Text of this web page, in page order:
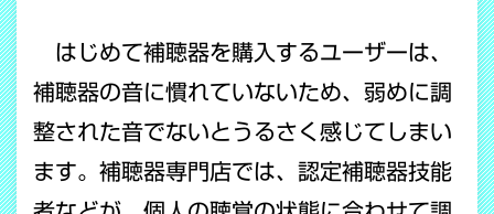
はじめて補聴器を購入するユーザーは、
補聴器の音に慣れていないため、弱めに調
整された音でないとうるさく感じてしまい
ます。補聴器専門店では、認定補聴器技能